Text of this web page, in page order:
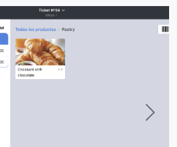
Next